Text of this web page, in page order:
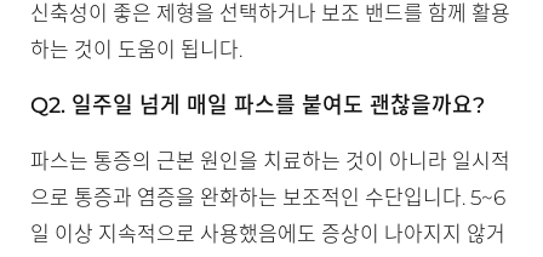
신축성이 좋은 제형을 선택하거나 보조 밴드를 함께 활용
하는 것이 도움이 됩니다.
Q2. 일주일 넘게 매일 파스를 붙여도 괜찮을까요?
파스는 통증의 근본 원인을 치료하는 것이 아니라 일시적
으로 통증과 염증을 완화하는 보조적인 수단입니다. 5~6
일 이상 지속적으로 사용했음에도 증상이 나아지지 않거